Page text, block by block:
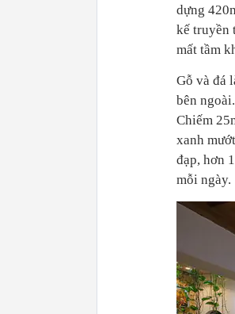
dựng
kế truyền
mất tầm
Gỗ và đá
bên
Chiếm
xanh
đạp, hơn
mỗi ngày.